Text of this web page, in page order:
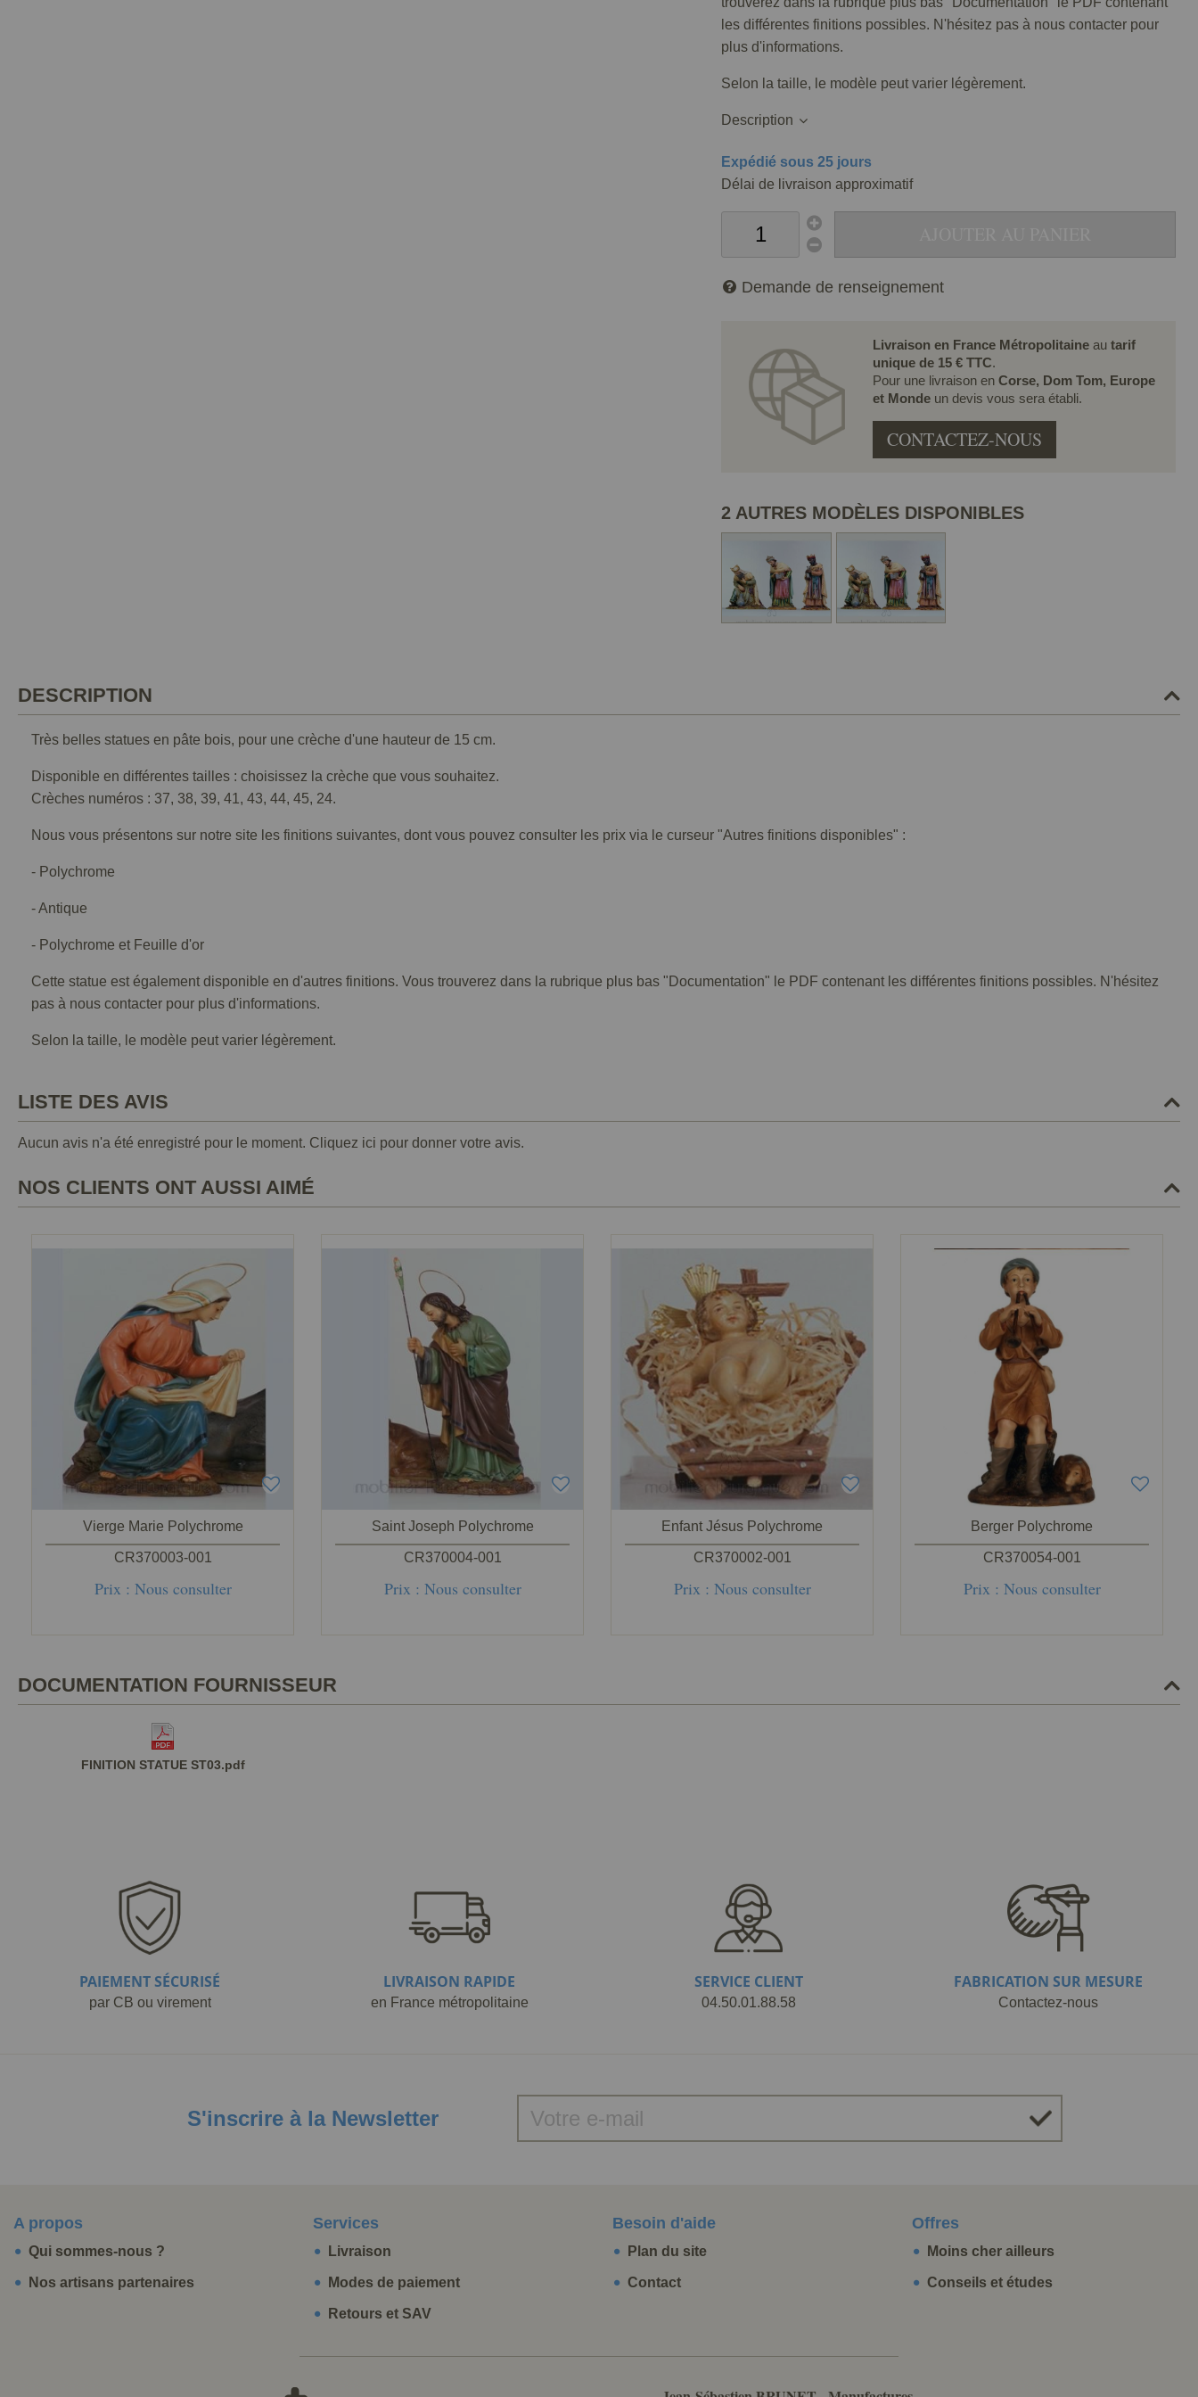
les différentes finitions possibles. N'hésitez pas à nous contacter pour
plus d'informations.
Selon la taille, le modèle peut varier légèrement.
Description
Expédié sous 25 jours
Délai de livraison approximatif
Demande de renseignement
Livraison en France Métropolitaineau tarif
unique de 15 € TTC.
Pour une livraison en Corse, Dom Tom, Europe
et Monde un devis vous sera établi.
CONTACTEZ-NOUS
2 AUTRES MODÈLES DISPONIBLES
DESCRIPTION
Très belles statues en pâte bois, pour une crèche d'une hauteur de 15 cm.
Disponible en différentes tailles : choisissez la crèche que vous souhaitez.
Crèches numéros : 37, 38, 39, 41, 43, 44, 45, 24.
Nous vous présentons sur notre site les finitions suivantes, dont vous pouvez consulter les prix via le curseur "Autres finitions disponibles" :
- Polychrome
- Antique
- Polychrome et Feuille d'or
Cette statue est également disponible en d'autres finitions. Vous trouverez dans la rubrique plus bas "Documentation" le PDF contenant les différentes finitions possibles. N'hésitez
pas à nous contacter pour plus d'informations.
Selon la taille, le modèle peut varier légèrement.
LISTE DES AVIS
Aucun avis n'a été enregistré pour le moment. Cliquez ici pour donner votre avis.
NOS CLIENTS ONT AUSSI AIMÉ
Vierge Marie Polychrome
CR370003-001
Prix : Nous consulter
Saint Joseph Polychrome
CR370004-001
Prix : Nous consulter
Enfant Jésus Polychrome
CR370002-001
Prix : Nous consulter
Berger Polychrome
CR370054-001
Prix : Nous consulter
DOCUMENTATION FOURNISSEUR
FINITION STATUE ST03.pdf
PAIEMENT SÉCURISÉ
par CB ou virement
LIVRAISON RAPIDE
en France métropolitaine
SERVICE CLIENT
04.50.01.88.58
FABRICATION SUR MESURE
Contactez-nous
S'inscrire à la Newsletter
A propos
Qui sommes-nous ?
Nos artisans partenaires
Services
Livraison
Modes de paiement
Retours et SAV
Besoin d'aide
Plan du site
Contact
Offres
Moins cher ailleurs
Conseils et études